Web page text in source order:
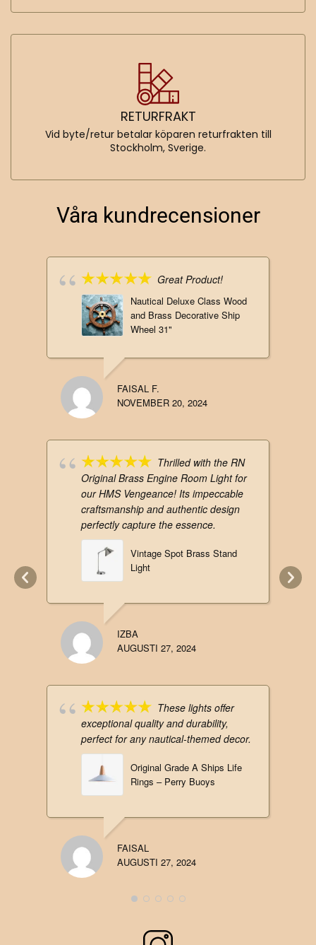
RETURFRAKT
Vid byte/retur betalar köparen returfrakten till
Stockholm, Sverige.
Våra kundrecensioner
Great Product!
Nautical Deluxe Class Wood
and Brass Decorative Ship
Wheel 31"
FAISAL F.
NOVEMBER 20, 2024
Thrilled with the RN
Original Brass Engine Room Light for
our HMS Vengeance! Its impeccable
craftsmanship and authentic design
perfectly capture the essence.
Vintage Spot Brass Stand
Light
IZBA
AUGUSTI 27, 2024
These lights offer
exceptional quality and durability,
perfect for any nautical-themed decor.
Original Grade A Ships Life
Rings – Perry Buoys
FAISAL
AUGUSTI 27, 2024